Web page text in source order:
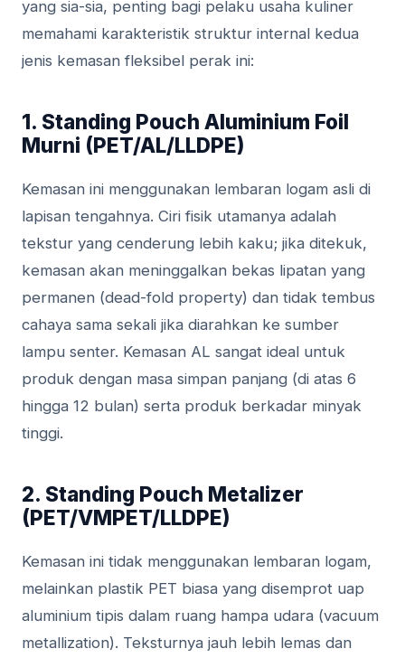
yang sia-sia, penting bagi pelaku usaha kuliner
memahami karakteristik struktur internal kedua
jenis kemasan fleksibel perak ini:
1. Standing Pouch Aluminium Foil
Murni (PET/AL/LLDPE)
Kemasan ini menggunakan lembaran logam asli di
lapisan tengahnya. Ciri fisik utamanya adalah
tekstur yang cenderung lebih kaku; jika ditekuk,
kemasan akan meninggalkan bekas lipatan yang
permanen (dead-fold property) dan tidak tembus
cahaya sama sekali jika diarahkan ke sumber
lampu senter. Kemasan AL sangat ideal untuk
produk dengan masa simpan panjang (di atas 6
hingga 12 bulan) serta produk berkadar minyak
tinggi.
2. Standing Pouch Metalizer
(PET/VMPET/LLDPE)
Kemasan ini tidak menggunakan lembaran logam,
melainkan plastik PET biasa yang disemprot uap
aluminium tipis dalam ruang hampa udara (vacuum
metallization). Teksturnya jauh lebih lemas dan